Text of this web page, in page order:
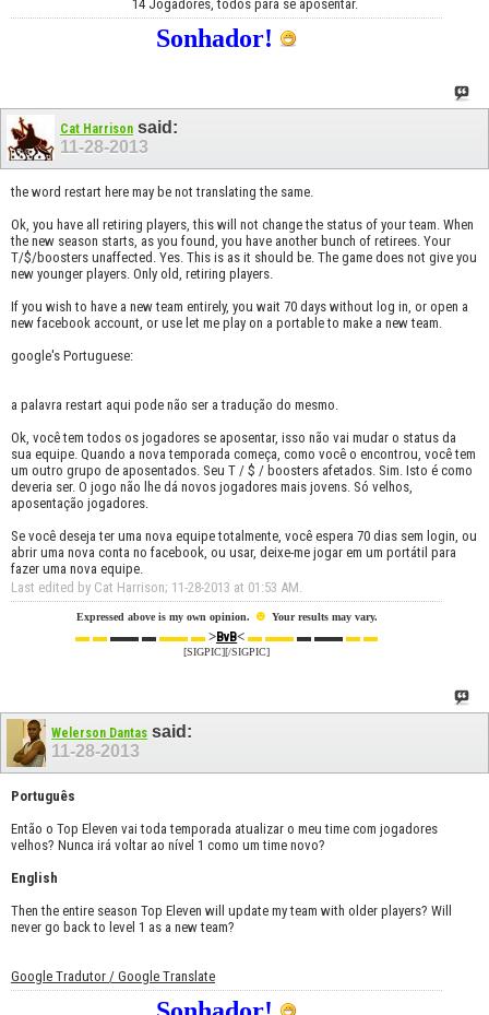
14 Jogadores, todos para se aposentar.
Sonhador!
Cat Harrison said:
11-28-2013
the word restart here may be not translating the same.
Ok, you have all retiring players, this will not change the status of your team. When
the new season starts, as you found, you have another bunch of retirees. Your
T/$/boosters unaffected. Yes. This is as it should be. The game does not give you
new younger players. Only old, retiring players.
If you wish to have a new team entirely, you wait 70 days without log in, or open a
new facebook account, or use let me play on a portable to make a new team.
google's Portuguese:
a palavra restart aqui pode não ser a tradução do mesmo.
Ok, você tem todos os jogadores se aposentar, isso não vai mudar o status da
sua equipe. Quando a nova temporada começa, como você o encontrou, você tem
um outro grupo de aposentados. Seu T / $ / boosters afetados. Sim. Isto é como
deveria ser. O jogo não lhe dá novos jogadores mais jovens. Só velhos,
aposentação jogadores.
Se você deseja ter uma nova equipe totalmente, você espera 70 dias sem login, ou
abrir uma nova conta no facebook, ou usar, deixe-me jogar em um portátil para
fazer uma nova equipe.
Last edited by Cat Harrison; 11-28-2013 at 01:53 AM.
Expressed above is my own opinion. ☻ Your results may vary.
▬ ▬▬▬ ▬▬▬ ▬>BvB< ▬ ▬▬▬ ▬▬▬ ▬
[SIGPIC][/SIGPIC]
Welerson Dantas said:
11-28-2013
Português
Então o Top Eleven vai toda temporada atualizar o meu time com jogadores
velhos? Nunca irá voltar ao nível 1 como um time novo?
English
Then the entire season Top Eleven will update my team with older players? Will
never go back to level 1 as a new team?
Google Tradutor / Google Translate